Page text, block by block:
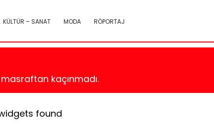
KÜLTÜR – SANAT MODA RÖPORTAJ
masraftan kaçınmadı.
found